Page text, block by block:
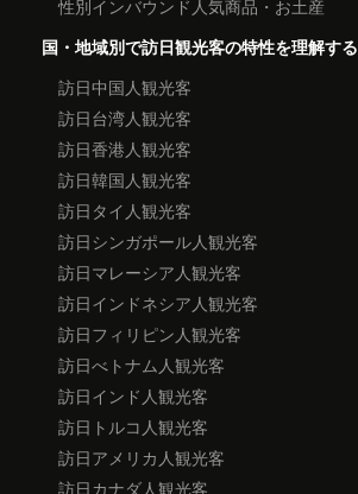
性別インバウンド人気商品・お土産
国・地域別で訪日観光客の特性を理解する
訪日中国人観光客
訪日台湾人観光客
訪日香港人観光客
訪日韓国人観光客
訪日タイ人観光客
訪日シンガポール人観光客
訪日マレーシア人観光客
訪日インドネシア人観光客
訪日フィリピン人観光客
訪日べトナム人観光客
訪日インド人観光客
訪日トルコ人観光客
訪日アメリカ人観光客
訪日カナダ人観光客